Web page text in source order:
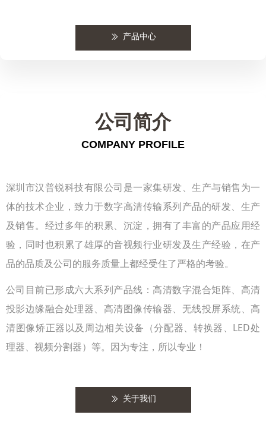
公司简介
COMPANY PROFILE
深圳市汉普锐科技有限公司是一家集研发、生产与销售为一
体的技术企业，致力于数字高清传输系列产品的研发、生产
及销售。经过多年的积累、沉淀，拥有了丰富的产品应用经
验，同时也积累了雄厚的音视频行业研发及生产经验，在产
品的品质及公司的服务质量上都经受住了严格的考验。
公司目前已形成六大系列产品线：高清数字混合矩阵、高清
投影边缘融合处理器、高清图像传输器、无线投屏系统、高
清图像矫正器以及周边相关设备（分配器、转换器、LED处
理器、视频分割器）等。因为专注，所以专业！
ꅀ 关于我们
ꅀ 产品中心